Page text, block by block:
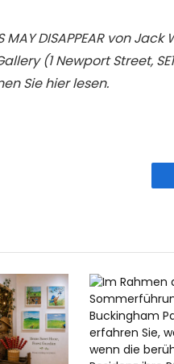
MAY DISAPPEAR von
(1 Newport Street,
Sie hier lesen.